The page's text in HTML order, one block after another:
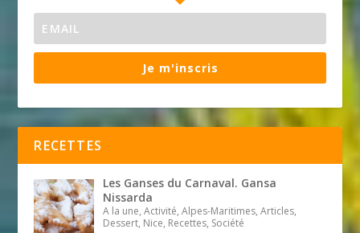
Je m'inscris
RECETTES
Les Ganses du Carnaval. Gansa
Nissarda
A la une, Activité, Alpes-Maritimes, Articles,
Dessert, Nice, Recettes, Société